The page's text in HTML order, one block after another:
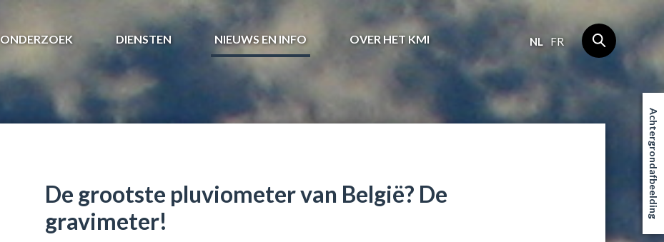
ONDERZOEK DIENSTEN NIEUWS EN INFO OVER HET KMI NL FR
De grootste pluviometer van België? De
gravimeter!
Achtergrondafbeelding